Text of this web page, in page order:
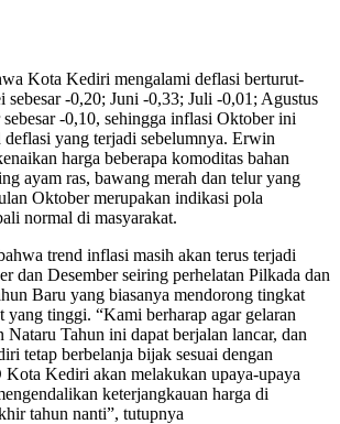
Kota Kediri mengalami deflasi berturut-
sebesar -0,20; Juni -0,33; Juli -0,01; Agustus
-0,10, sehingga inflasi Oktober ini
deflasi yang terjadi sebelumnya. Erwin
harga beberapa komoditas bahan
ayam ras, bawang merah dan telur yang
Oktober merupakan indikasi pola
normal di masyarakat.
trend inflasi masih akan terus terjadi
dan Desember seiring perhelatan Pilkada dan
Baru yang biasanya mendorong tingkat
yang tinggi. “Kami berharap agar gelaran
Nataru Tahun ini dapat berjalan lancar, dan
tetap berbelanja bijak sesuai dengan
Kediri akan melakukan upaya-upaya
keterjangkauan harga di
tahun nanti”, tutupnya